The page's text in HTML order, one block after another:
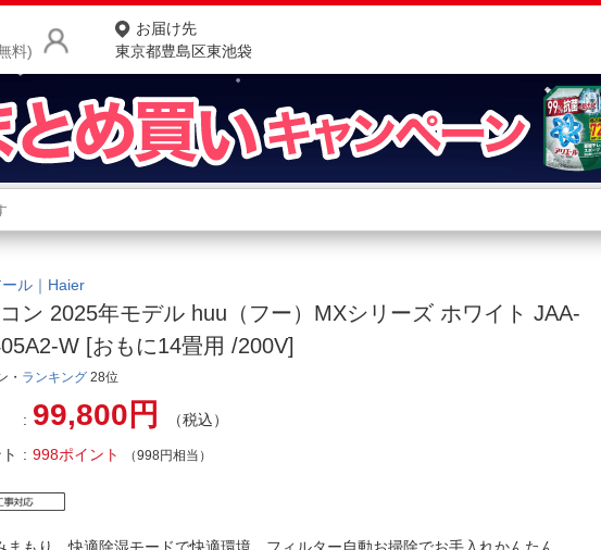
料)
お届け先
東京都豊島区東池袋
商品をさがす
ランキングからさがす
カテゴリ一覧からさがす
お客様サポート
ご利用ガイド
ご利用規約
店舗サービス
ネット取り置き
店舗情報・店舗一覧
ル｜Haier
ン 2025年モデル huu（フー）MXシリーズ ホワイト JAA-
W [おもに14畳用 /200V]
・ ランキング 28位
99,800円
（税込）
998ポイント （998円相当）